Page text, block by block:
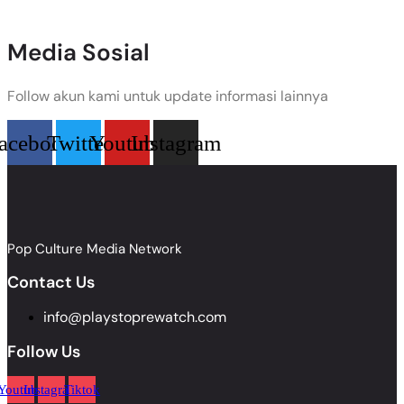
Media Sosial
Follow akun kami untuk update informasi lainnya
TwitterYoutubeInstagram
Pop Culture Media Network
Contact Us
info@playstoprewatch.com
Follow Us
InstagramTiktok